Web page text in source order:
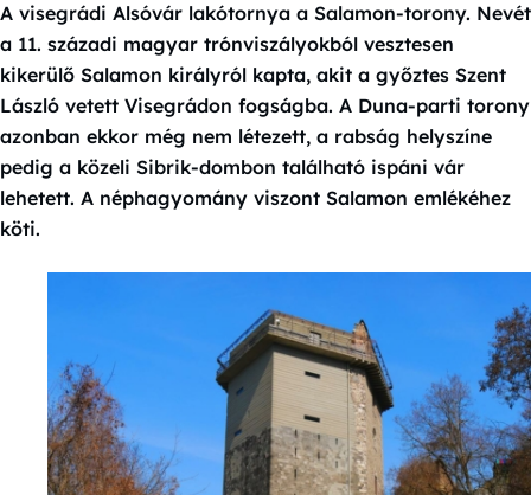
A visegrádi Alsóvár lakótornya a Salamon-torony. Nevét
a 11. századi magyar trónviszályokból vesztesen
kikerülő Salamon királyról kapta, akit a győztes Szent
László vetett Visegrádon fogságba. A Duna-parti torony
azonban ekkor még nem létezett, a rabság helyszíne
pedig a közeli Sibrik-dombon található ispáni vár
lehetett. A néphagyomány viszont Salamon emlékéhez
köti.